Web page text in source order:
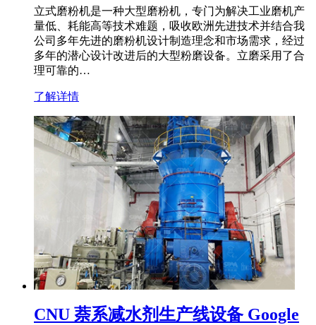
立式磨粉机是一种大型磨粉机，专门为解决工业磨机产
量低、耗能高等技术难题，吸收欧洲先进技术并结合我
公司多年先进的磨粉机设计制造理念和市场需求，经过
多年的潜心设计改进后的大型粉磨设备。立磨采用了合
理可靠的…
了解详情
CNU 萘系减水剂生产线设备 Google